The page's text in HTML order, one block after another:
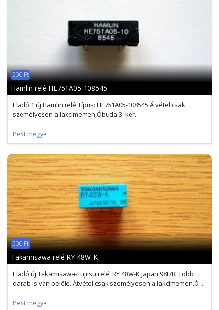
500 Ft
Hamlin relé HE751A05-108545
Eladó 1 új Hamlin relé Típus: HE751A05-108545 Átvétel csak
személyesen a lakcímemen,Óbuda 3. ker.
Pest megye
500 Ft
Takamisawa relé RY 48W-K
Eladó új Takamisawa-Fujitsu relé. RY 48W-K Japan 98I7BI Több
darab is van belőle. Átvétel csak személyesen a lakcímemen,Ó ...
Pest megye